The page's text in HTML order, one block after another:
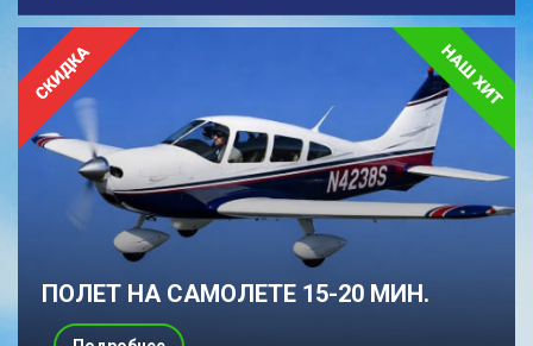
ПОЛЕТ НА САМОЛЕТЕ 15-20 МИН.